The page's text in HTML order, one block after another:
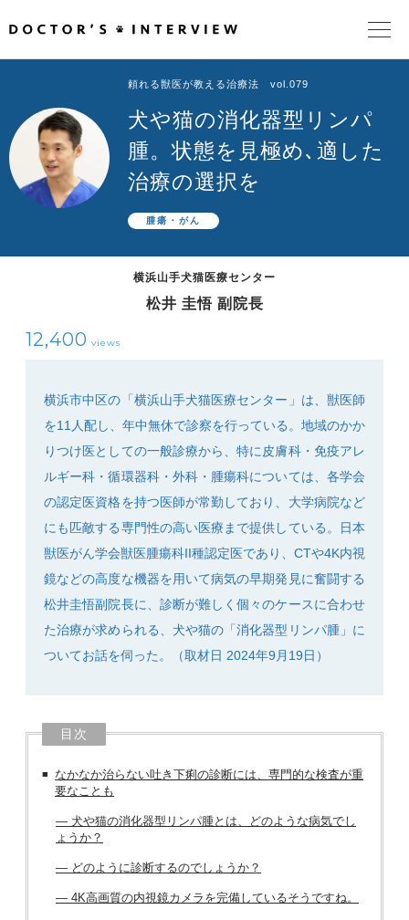
頼れるドクターが教える治療法
街の頼れるドクターたち
インタビューを検索
SEARCH
頼れる獣医が教える治療法 vol.079
犬や猫の消化器型リンパ
腫。状態を見極め､適した
治療の選択を
腫瘍・がん
横浜山手犬猫医療センター
松井 圭悟 副院長
12,400 views
横浜市中区の「横浜山手犬猫医療センター」は、獣医師
を11人配し、年中無休で診察を行っている。地域のかか
りつけ医としての一般診療から、特に皮膚科・免疫アレ
ルギー科・循環器科・外科・腫瘍科については、各学会
の認定医資格を持つ医師が常勤しており、大学病院など
にも匹敵する専門性の高い医療まで提供している。日本
獣医がん学会獣医腫瘍科II種認定医であり、CTや4K内視
鏡などの高度な機器を用いて病気の早期発見に奮闘する
松井圭悟副院長に、診断が難しく個々のケースに合わせ
た治療が求められる、犬や猫の「消化器型リンパ腫」に
ついてお話を伺った。（取材日 2024年9月19日）
目次
なかなか治らない吐き下痢の診断には、専門的な検査が重
要なことも
― 犬や猫の消化器型リンパ腫とは、どのような病気でし
ょうか？
― どのように診断するのでしょうか？
― 4K高画質の内視鏡カメラを完備しているそうですね。